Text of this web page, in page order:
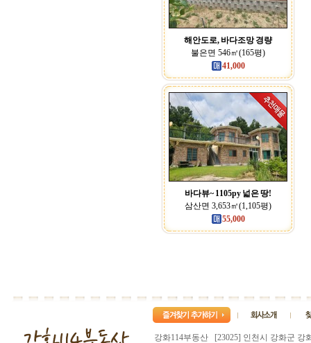
해안도로, 바다조망 경량
불은면 546㎡(165평)
41,000
바다뷰~ 1105py 넓은 땅!
삼산면 3,653㎡(1,105평)
55,000
강화114부동산 [23025] 인천시 강화군 강